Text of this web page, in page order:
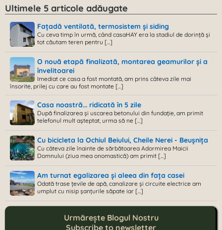
Ultimele 5 articole adăugate
Fațadă ventilată, termosistem și siding
Cu ceva timp în urmă, când casaHAY era la stadiul de dorință și
tot căutam teren pentru [...]
O nouă etapă finalizată, montarea geamurilor și a
învelitoarei
Imediat ce casa a fost montată, am prins câteva zile mai
însorite, prilej cu care au fost montate [...]
Casa noastră... ridicată în 5 zile
După finalizarea și uscarea betonului din fundație, am primit
telefonul mult așteptat, urma să ne [...]
Cu bicicleta la Ochiul Beiului, Cheile Nerei - Beușnița
Cu câteva zile înainte de sărbătoarea Adormirea Maicii
Domnului (ziua mea onomastică) am primit [...]
Am turnat egalizarea și aleea din fața casei
Odată trase țevile de apă, canalizare și circuite electrice am
umplut cu nisip șanțurile săpate iar [...]
Urmărește Blogul Nostru
Subscribe to newsletter